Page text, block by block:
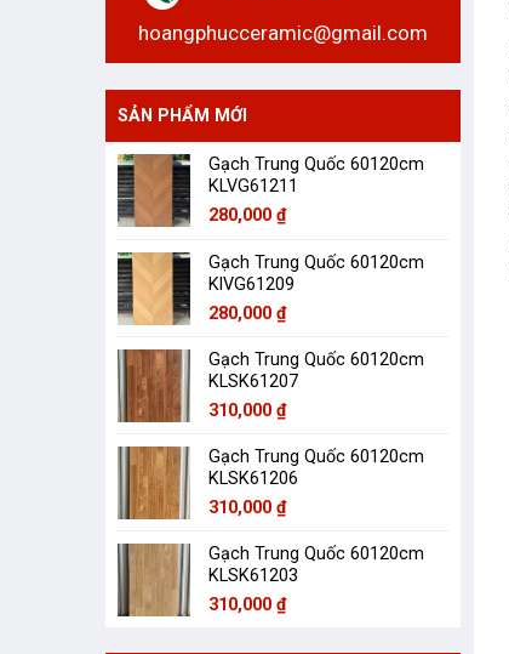
hoangphucceramic@gmail.com
SẢN PHẨM MỚI
Gạch Trung Quốc 60120cm
KLVG61211
280,000 ₫
Gạch Trung Quốc 60120cm
KlVG61209
280,000 ₫
Gạch Trung Quốc 60120cm
KLSK61207
310,000 ₫
Gạch Trung Quốc 60120cm
KLSK61206
310,000 ₫
Gạch Trung Quốc 60120cm
KLSK61203
310,000 ₫